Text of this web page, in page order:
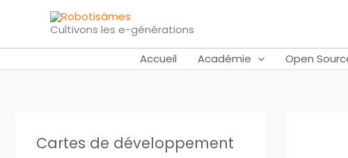
contenu
Cultivons les e-générations
Accueil Académie Open
Cartes de développement